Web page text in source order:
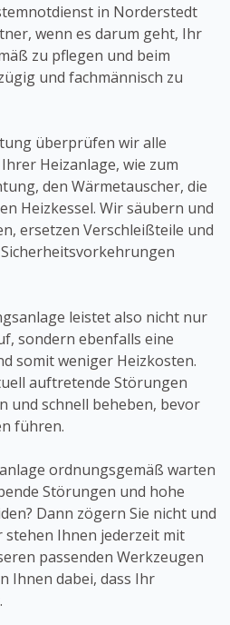
in Norderstedt
wenn es darum geht, Ihr
zu pflegen und beim
und fachmännisch zu
überprüfen wir alle
Heizanlage, wie zum
den Wärmetauscher, die
Heizkessel. Wir säubern und
ersetzen Verschleißteile und
leistet also nicht nur
sondern ebenfalls eine
somit weniger Heizkosten.
auftretende Störungen
und schnell beheben, bevor
führen.
ordnungsgemäß warten
Störungen und hohe
Dann zögern Sie nicht und
stehen Ihnen jederzeit mit
passenden Werkzeugen
Ihnen dabei, dass Ihr